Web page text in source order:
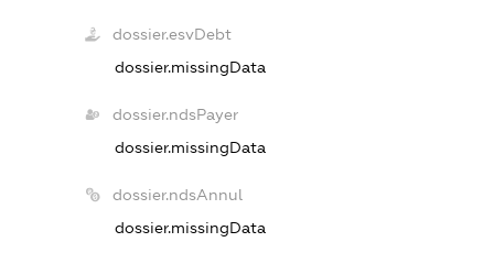
dossier.esvDebt
dossier.missingData
dossier.ndsPayer
dossier.missingData
dossier.ndsAnnul
dossier.missingData